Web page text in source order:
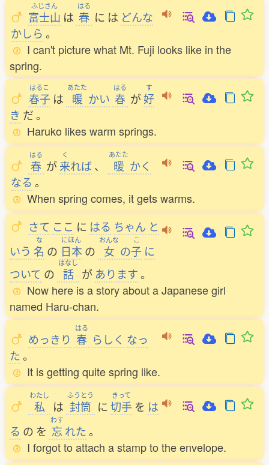
ふじさん
富士山 は
はる
春 に は どんな
かしら 。
I can't picture what Mt. Fuji looks like in the
spring.
はるこ
春子 は
あたた
暖 かい
はる
春 が
す
好
き だ。
Haruko likes warm springs.
はる
春 が
く
来れば、
あたた
暖 かく
なる 。
When spring comes, it gets warms.
さて ここ に はる ちゃん と
いう
な
名 の
にほん
日本 の
おんな
女 の
こ
子 に
ついて の
はなし
話 が あります。
Now here is a story about a Japanese girl
named Haru-chan.
めっきり
はる
春 らしく なっ
た。
It is getting quite spring like.
わたし
私 は
ふうとう
封筒 に
きって
切手 を は
る の を
わす
忘れた。
I forgot to attach a stamp to the envelope.